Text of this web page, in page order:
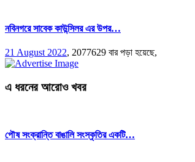
নবিনগরে সাবেক কাউন্সিলর এর উপর…
21 August 2022, 2077629 বার পড়া হয়েছে,
এ ধরনের আরোও খবর
পৌষ সংক্রান্তি বাঙালি সংস্কৃতির একটি…